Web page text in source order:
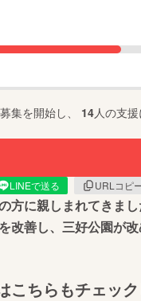
集を開始し、 14人の支
LINEで送る URLコピ
方に親しまれてきま
改善し、三好公園が
こちらもチェッ